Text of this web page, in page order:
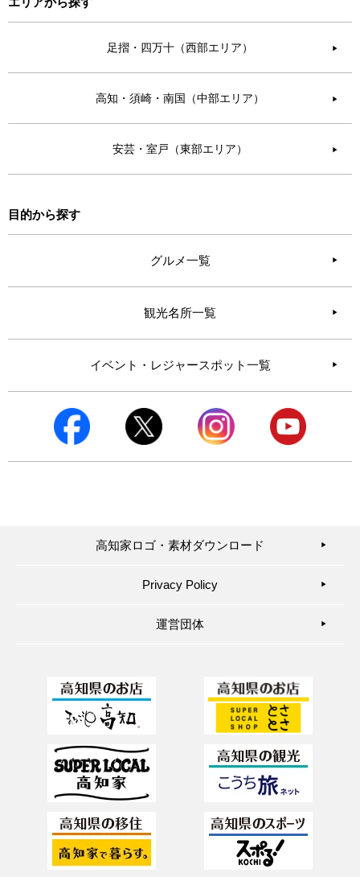
足摺・四万十（西部エリア） ▶︎
高知・須崎・南国（中部エリア） ▶︎
安芸・室戸（東部エリア） ▶︎
目的から探す
グルメ一覧
観光名所一覧
イベント・レジャースポット一覧
高知家ロゴ・素材ダウンロード ▶︎
Privacy Policy ▶︎
運営団体 ▶︎